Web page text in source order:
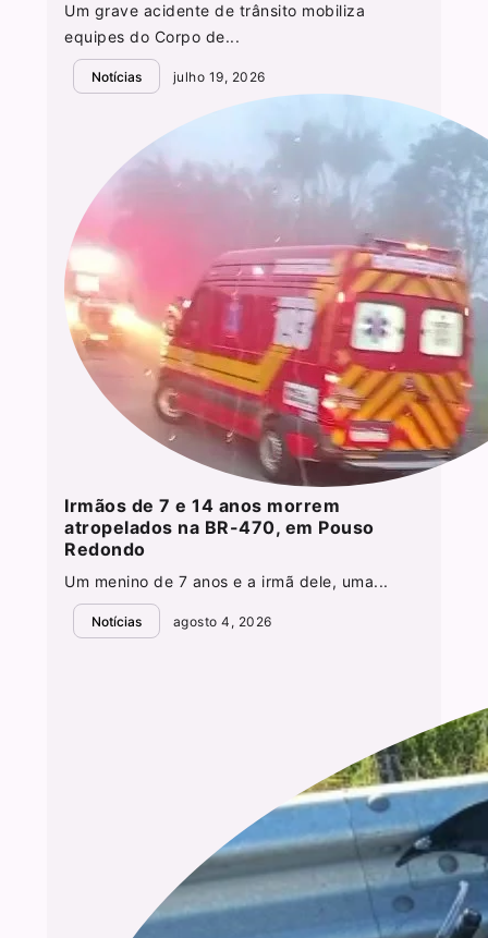
Um grave acidente de trânsito mobiliza
equipes do Corpo de...
Notícias julho 19, 2026
Irmãos de 7 e 14 anos morrem
atropelados na BR-470, em Pouso
Redondo
Um menino de 7 anos e a irmã dele, uma...
Notícias agosto 4, 2026